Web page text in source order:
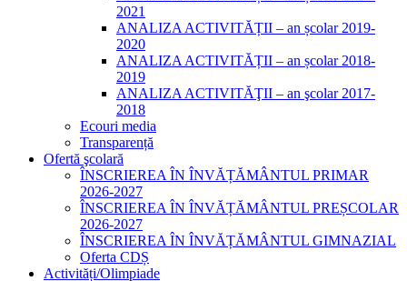
2021
ANALIZA ACTIVITĂȚII – an școlar 2019-
2020
ANALIZA ACTIVITĂȚII – an școlar 2018-
2019
ANALIZA ACTIVITĂŢII – an şcolar 2017-
2018
Ecouri media
Transparență
Ofertă şcolară
ÎNSCRIEREA ÎN ÎNVĂȚĂMÂNTUL PRIMAR
2026-2027
ÎNSCRIEREA ÎN ÎNVĂȚĂMÂNTUL PREȘCOLAR
2026-2027
ÎNSCRIEREA ÎN ÎNVĂȚĂMÂNTUL GIMNAZIAL
Oferta CDȘ
Activități/Olimpiade